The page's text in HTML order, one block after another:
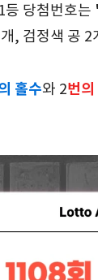
당첨번호는
, 검정색 공
홀수와 2번의